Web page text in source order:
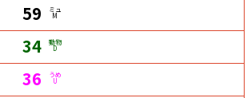
59 ミュ
M
34 動物
D
36 うめ
U